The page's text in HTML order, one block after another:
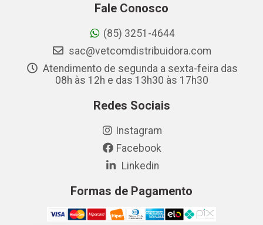
Fale Conosco
(85) 3251-4644
sac@vetcomdistribuidora.com
Atendimento de segunda a sexta-feira das
08h às 12h e das 13h30 às 17h30
Redes Sociais
Instagram
Facebook
Linkedin
Formas de Pagamento